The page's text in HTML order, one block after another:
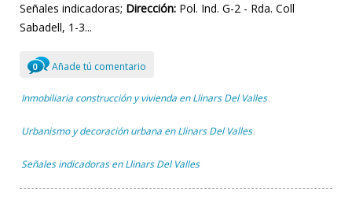
Señales indicadoras; Dirección: Pol. Ind. G-2 - Rda. Coll
Sabadell, 1-3...
0 Añade tú comentario
Inmobiliaria construcción y vivienda en Llinars Del Valles ,
Urbanismo y decoración urbana en Llinars Del Valles ,
Señales indicadoras en Llinars Del Valles